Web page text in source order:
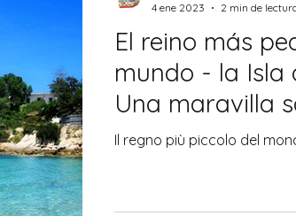
Dante Alighieri Deporte
Il ValRadicante
Monumentos
El reino más
mundo - la Isla
Una maravilla
Il regno più piccolo del
4 ene 2023
2 min de